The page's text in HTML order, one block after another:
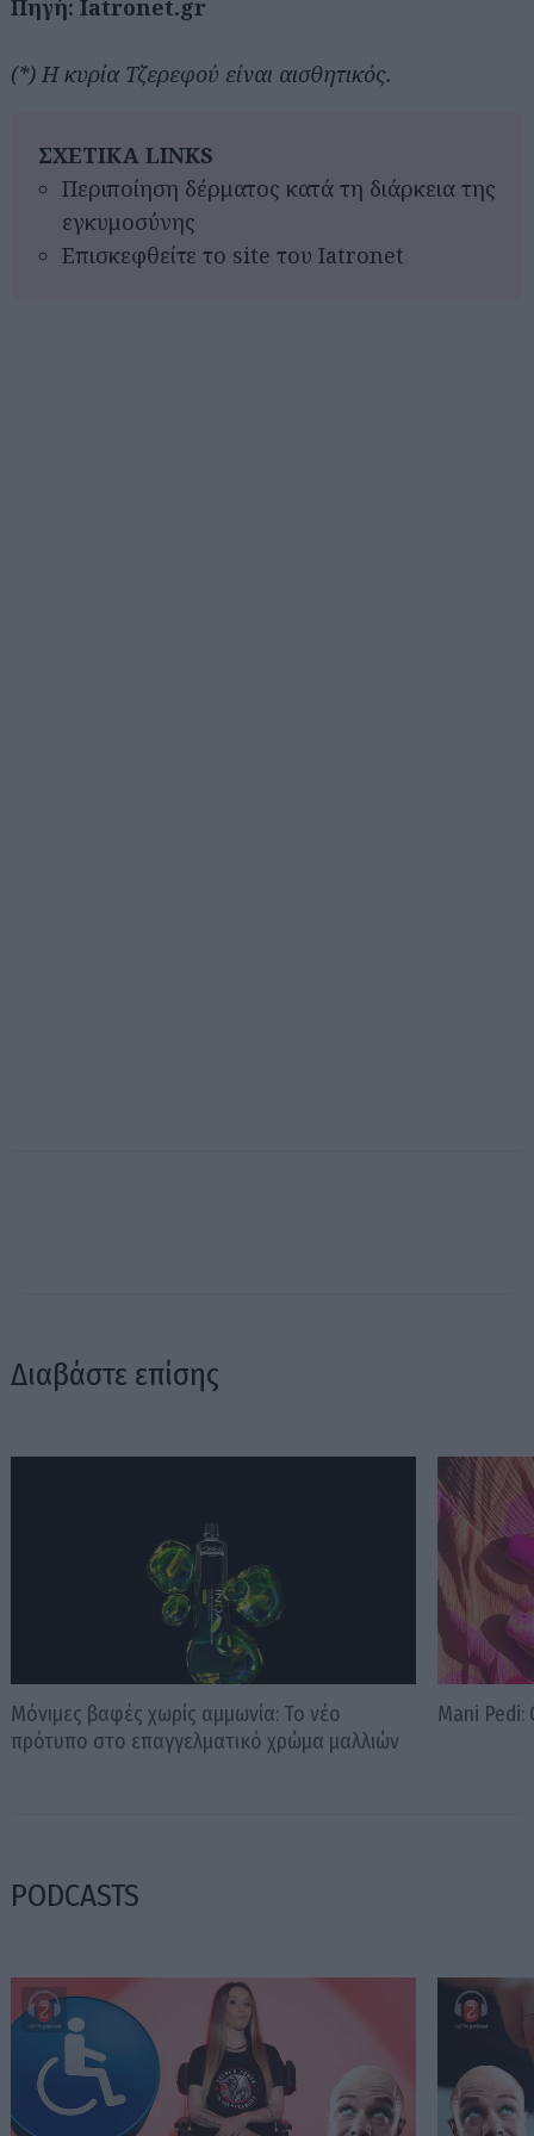
Πηγή: Iatronet.gr
(*) Η κυρία Τζερεφού είναι αισθητικός.
ΣΧΕΤΙΚΑ LINKS
Περιποίηση δέρματος κατά τη διάρκεια της
εγκυμοσύνης
Επισκεφθείτε το site του Iatronet
Διαβάστε επίσης
Μόνιμες βαφές χωρίς αμμωνία: Το νέο
πρότυπο στο επαγγελματικό χρώμα μαλλιών
Mani Pedi:
PODCASTS